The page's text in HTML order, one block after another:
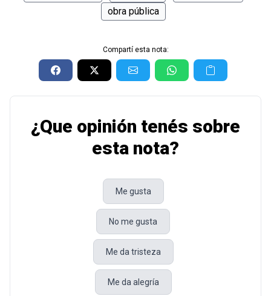
obra pública
Compartí esta nota:
¿Que opinión tenés sobre
esta nota?
Me gusta
No me gusta
Me da tristeza
Me da alegría